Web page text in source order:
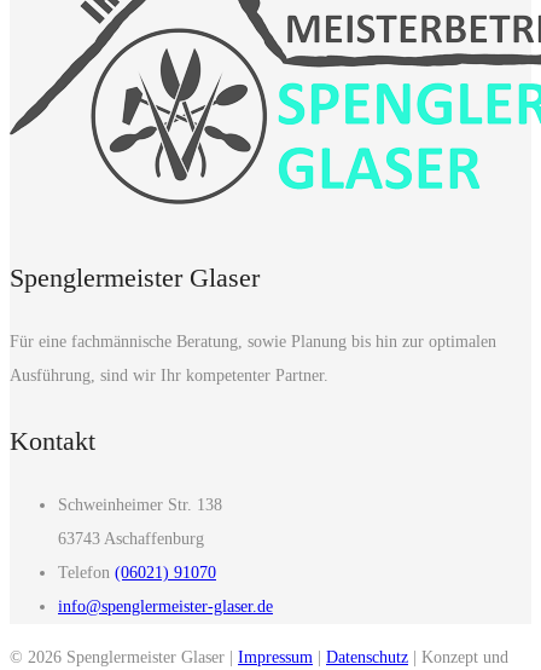
Spenglermeister Glaser
Für eine fachmännische Beratung, sowie Planung bis hin zur optimalen
Ausführung, sind wir Ihr kompetenter Partner.
Kontakt
Schweinheimer Str. 138
63743 Aschaffenburg
Telefon (06021) 91070
info@spenglermeister-glaser.de
© 2026 Spenglermeister Glaser | Impressum Datenschutz | Konzept und